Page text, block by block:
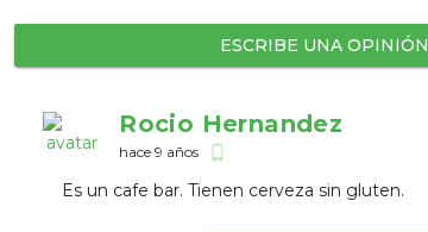
ESCRIBE UNA OPINIÓN
Rocio Hernandez
hace 9 años phone_android
Es un cafe bar. Tienen cerveza sin gluten.